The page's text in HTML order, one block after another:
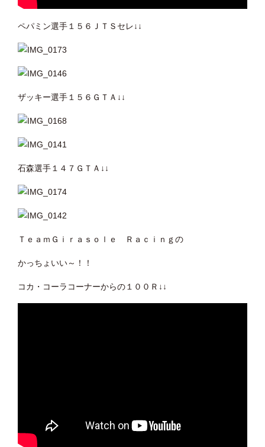
ペパミン選手１５６ＪＴＳセレ↓↓
ザッキー選手１５６ＧＴＡ↓↓
石森選手１４７ＧＴＡ↓↓
ＴｅａｍＧｉｒａｓｏｌｅ Ｒａｃｉｎｇの
かっちょいい～！！
コカ・コーラコーナーからの１００Ｒ↓↓